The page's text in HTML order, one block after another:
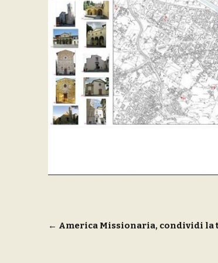
Navigazione
← America Missionaria, condividi la